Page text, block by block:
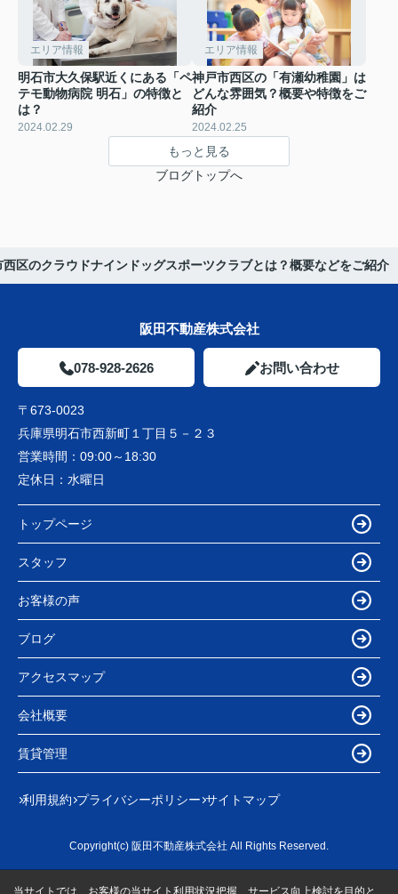
エリア情報
明石市大久保駅近くにある「ペ
テモ動物病院 明石」の特徴と
は？
2024.02.29
エリア情報
神戸市西区の「有瀬幼稚園」は
どんな雰囲気？概要や特徴をご
紹介
2024.02.25
もっと見る
ブログトップへ
西区のクラウドナインドッグスポーツクラブとは？概要などをご紹介
阪田不動産株式会社
078-928-2626 お問い合わせ
〒673-0023
兵庫県明石市西新町１丁目５－２３
営業時間： 09:00～18:30
定休日： 水曜日
トップページ
スタッフ
お客様の声
ブログ
アクセスマップ
会社概要
賃貸管理
利用規約 プライバシーポリシー サイトマップ
Copyright(c) 阪田不動産株式会社 All Rights Reserved.
当サイトでは、お客様の当サイト利用状況把握、サービス向上検討を目的と